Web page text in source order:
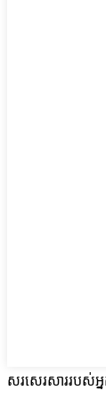
សរសេរសាររបស់អ្